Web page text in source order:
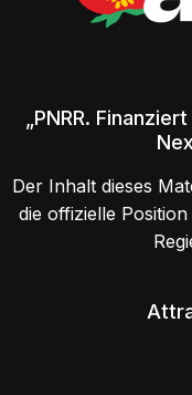
„PNRR.
Der Inhalt dieses
die offizielle